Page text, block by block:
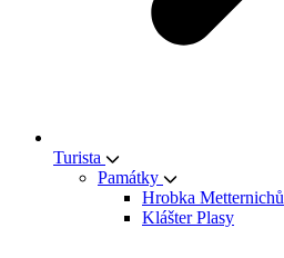
Turista
Památky
Hrobka Metternichů
Klášter Plasy